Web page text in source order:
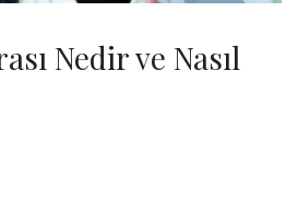
Nedir ve Nasıl